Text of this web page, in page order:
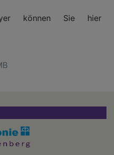
können Sie hier